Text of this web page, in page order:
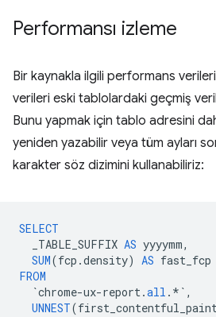
Performansı izleme
Bir kaynakla ilgili performans
verileri eski tablolardaki geçmiş
Bunu yapmak için tablo adresini
yeniden yazabilir veya tüm ayları
karakter söz dizimini kullanabiliriz:
SELECT
_TABLE_SUFFIX AS yyyymm,
SUM(fcp .density) AS fast_fcp
FROM
`chrome-ux-report.all . *` ,
UNNEST(